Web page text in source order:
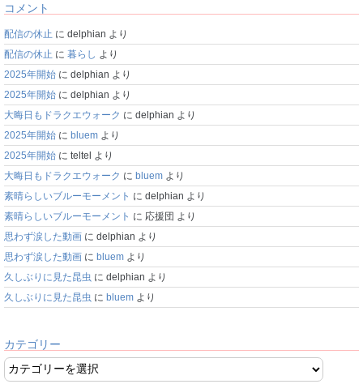
コメント
配信の休止 に delphian より
配信の休止 に 暮らし より
2025年開始 に delphian より
2025年開始 に delphian より
大晦日もドラクエウォーク に delphian より
2025年開始 に bluem より
2025年開始 に teltel より
大晦日もドラクエウォーク に bluem より
素晴らしいブルーモーメント に delphian より
素晴らしいブルーモーメント に 応援団 より
思わず涙した動画 に delphian より
思わず涙した動画 に bluem より
久しぶりに見た昆虫 に delphian より
久しぶりに見た昆虫 に bluem より
カテゴリー